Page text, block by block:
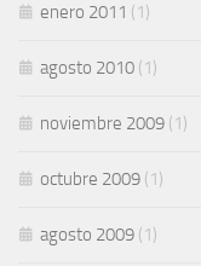
enero 2011 (1)
agosto 2010 (1)
noviembre 2009 (1)
octubre 2009 (1)
agosto 2009 (1)